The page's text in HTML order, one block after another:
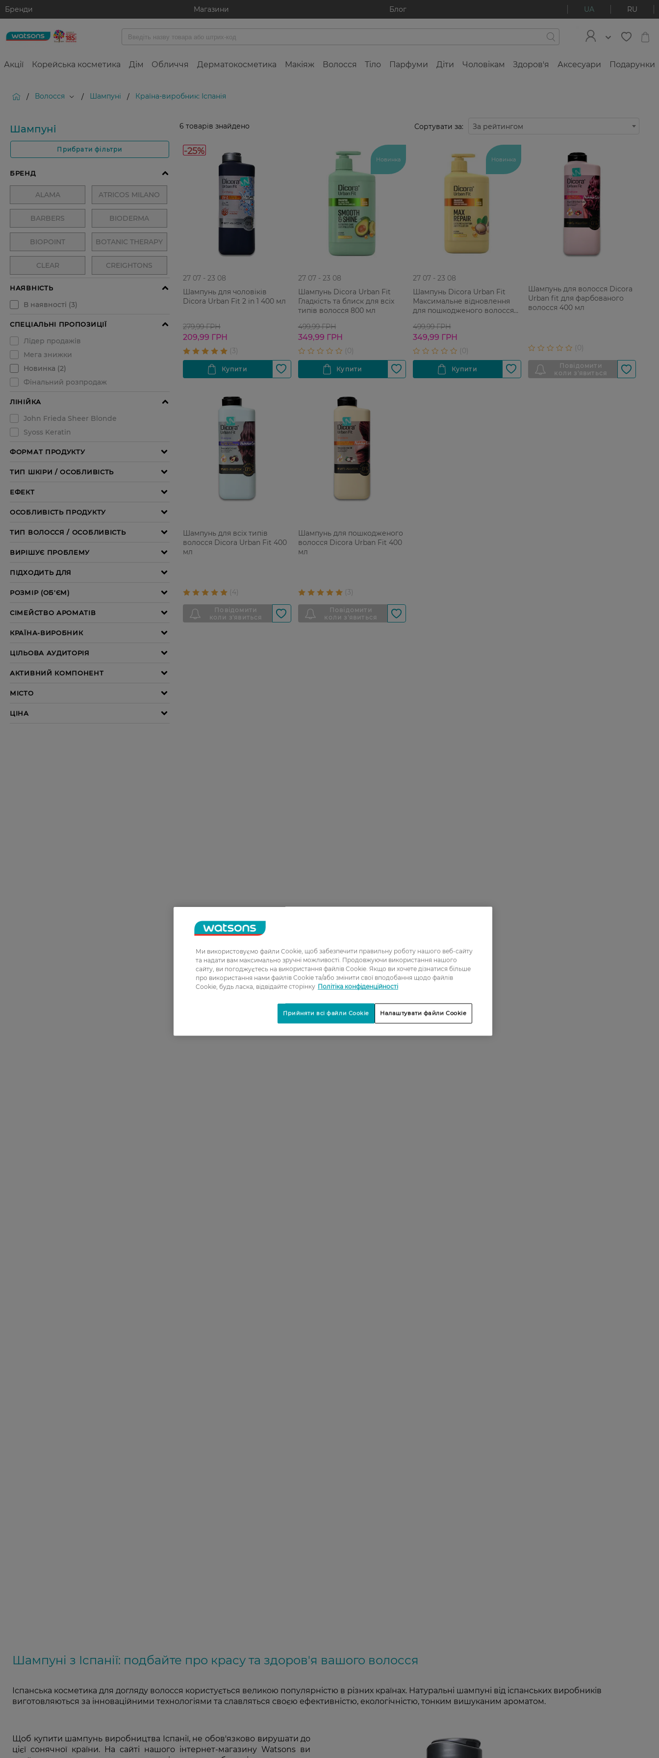
Бренди Магазини Блог UA RU
Акції Корейська косметика Дім Обличчя Дерматокосметика Макіяж Волосся Тіло Парфуми Діти Чоловікам Здоров'я Аксесуари Подарунки
/ Волосся / Шампуні / Країна-виробник: Іспанія
Шампуні
Прибрати фільтри
6 товарів знайдено Сортувати за: За рейтингом
-25%
27 07 - 23 08
Шампунь для чоловіків
Dicora Urban Fit 2 in 1 400 мл
279,99 ГРН
209,99 ГРН
Новинка
27 07 - 23 08
Шампунь Dicora Urban Fit
Гладкість та блиск для всіх
типів волосся 800 мл
499,99 ГРН
349,99 ГРН
Новинка
27 07 - 23 08
Шампунь Dicora Urban Fit
Максимальне відновлення
для пошкодженого волосся
499,99 ГРН
349,99 ГРН
Шампунь для волосся Dicora
Urban fit для фарбованого
волосся 400 мл
Шампунь для всіх типів
волосся Dicora Urban Fit 400
мл
Шампунь для пошкодженого
волосся Dicora Urban Fit 400
мл
Шампуні з Іспанії: подбайте про красу та здоров'я вашого волосся
Іспанська косметика для догляду волосся користується великою популярністю в різних країнах. Натуральні шампуні від іспанських виробників
виготовляються за інноваційними технологіями та славляться своєю ефективністю, екологічністю, тонким вишуканим ароматом.
Щоб купити шампунь виробництва Іспанії, не обов'язково вирушати до
цієї сонячної країни. На сайті нашого інтернет-магазину Watsons ви
Ми використовуємо файли Cookie, щоб забезпечити правильну роботу нашого веб-сайту
та надати вам максимально зручні можливості. Продовжуючи використання нашого
сайту, ви погоджуєтесь на використання файлів Cookie. Якщо ви хочете дізнатися більше
про використання нами файлів Cookie та/або змінити свої вподобання щодо файлів
Cookie, будь ласка, відвідайте сторінку Політіка конфіденційності
Налаштувати файли Cookie
Прийняти всі файли Cookie